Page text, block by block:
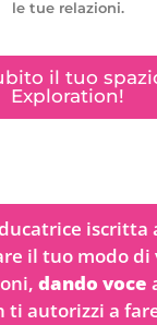
le tue relazioni.
il tuo
Exploration!
iscritta
il tuo modo di
dando voce
ti autorizzi a